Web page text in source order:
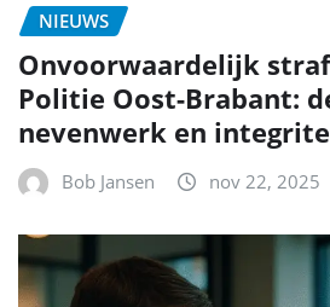
NIEUWS
Onvoorwaardelijk
Politie Oost-Brabant:
nevenwerk en
Bob Jansen nov 22, 2025